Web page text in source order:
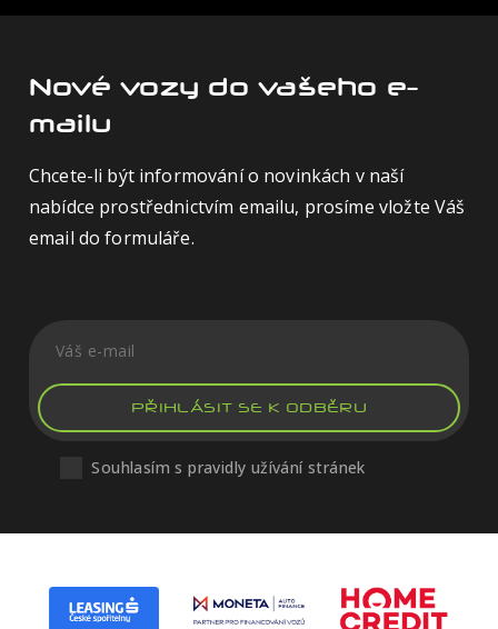
Nové vozy do vašeho e-
mailu
Chcete-li být informování o novinkách v naší
nabídce prostřednictvím emailu, prosíme vložte Váš
email do formuláře.
PŘIHLÁSIT SE K ODBĚRU
Souhlasím s pravidly užívání stránek